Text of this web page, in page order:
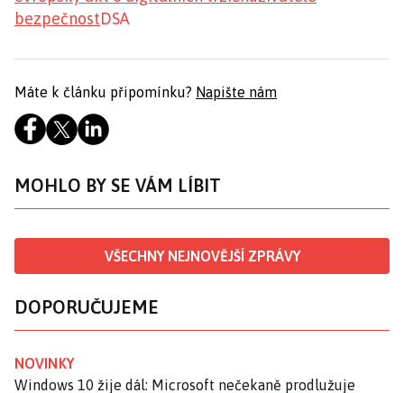
bezpečnostDSA
Máte k článku připomínku? Napište nám
MOHLO BY SE VÁM LÍBIT
VŠECHNY NEJNOVĚJŠÍ ZPRÁVY
DOPORUČUJEME
NOVINKY
Windows 10 žije dál: Microsoft nečekaně prodlužuje